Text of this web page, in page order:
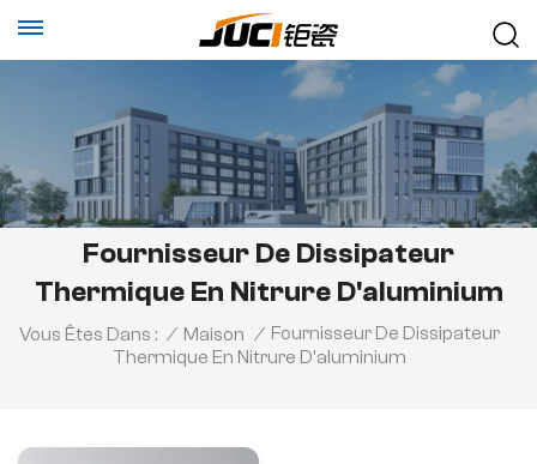
Fournisseur De Dissipateur
Thermique En Nitrure D'aluminium
Vous Êtes Dans : / Maison / Fournisseur De Dissipateur
Thermique En Nitrure D'aluminium